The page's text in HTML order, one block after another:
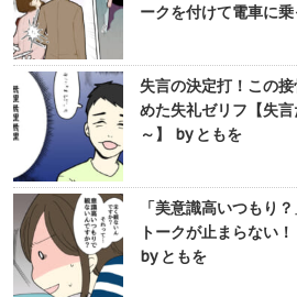
ークを付けて電車に
失言の決定打！この
めた失礼ゼリフ【失
～】 by ともを
「美意識高いつもり
トークが止まらない
by ともを